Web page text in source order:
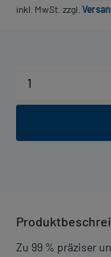
inkl. MwSt. zzgl.
Zu 99 % präziser